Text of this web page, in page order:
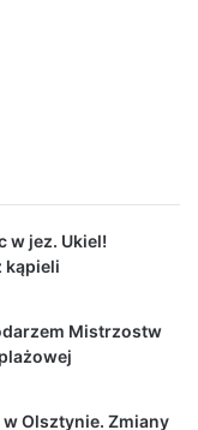
w jez. Ukiel!
kąpieli
Mistrzostw
Olsztynie. Zmiany